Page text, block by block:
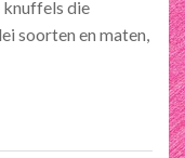
knuffels die
soorten en maten,